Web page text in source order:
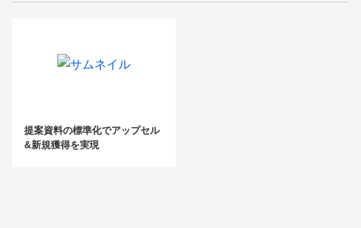
提案資料の標準化でアップセル
&新規獲得を実現